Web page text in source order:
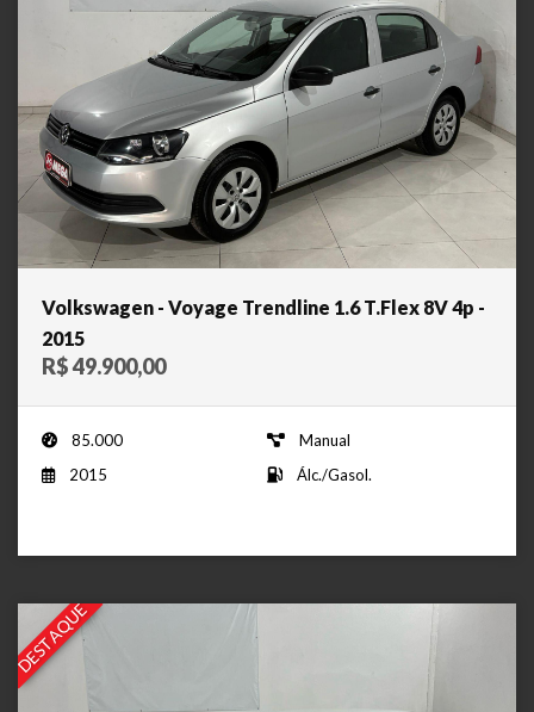
Volkswagen - Voyage Trendline 1.6 T.Flex 8V 4p -
2015
R$ 49.900,00
85.000
Manual
2015
Álc./Gasol.
DESTAQUE